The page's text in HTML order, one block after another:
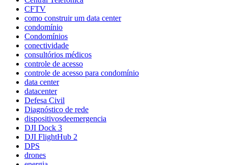
CFTV
como construir um data center
condomínio
Condomínios
conectividade
consultórios médicos
controle de acesso
controle de acesso para condomínio
data center
datacenter
Defesa Civil
Diagnóstico de rede
dispositivosdeemergencia
DJI Dock 3
DJI FlightHub 2
DPS
drones